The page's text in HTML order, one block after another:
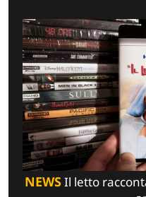
NEWSIl letto